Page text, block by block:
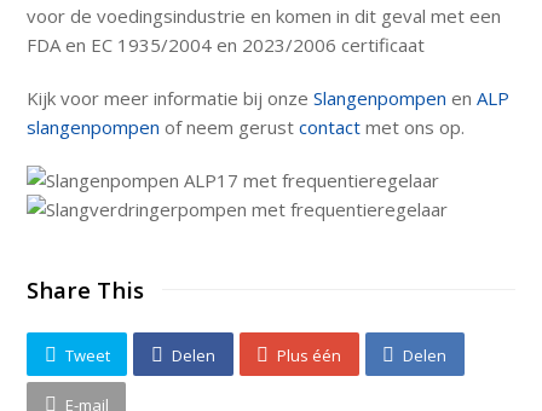
voor de voedingsindustrie en komen in dit geval met een
FDA en EC 1935/2004 en 2023/2006 certificaat
Kijk voor meer informatie bij onzeSlangenpompen enALP
slangenpompen of neem gerustcontact met ons op.
Share This
Tweet Delen Plus één Delen
E-mail